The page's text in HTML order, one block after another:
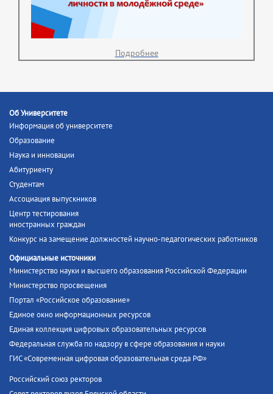
Подробнее
Об Университете
Информация об университете
Образование
Наука и инновации
Абитуриенту
Студентам
Ассоциация выпускников
Центр тестирования
иностранных граждан
Конкурс на замещение должностей научно-педагогических работников
Официальные источники
Министерство науки и высшего образования Российской Федерации
Министерство просвещения
Портал «Российское образование»
Единое окно информационных ресурсов
Единая коллекция цифровых образовательных ресурсов
Федеральная служба по надзору в сфере образования и науки
ГИС «Современная цифровая образовательная среда РФ»
Российский союз ректоров